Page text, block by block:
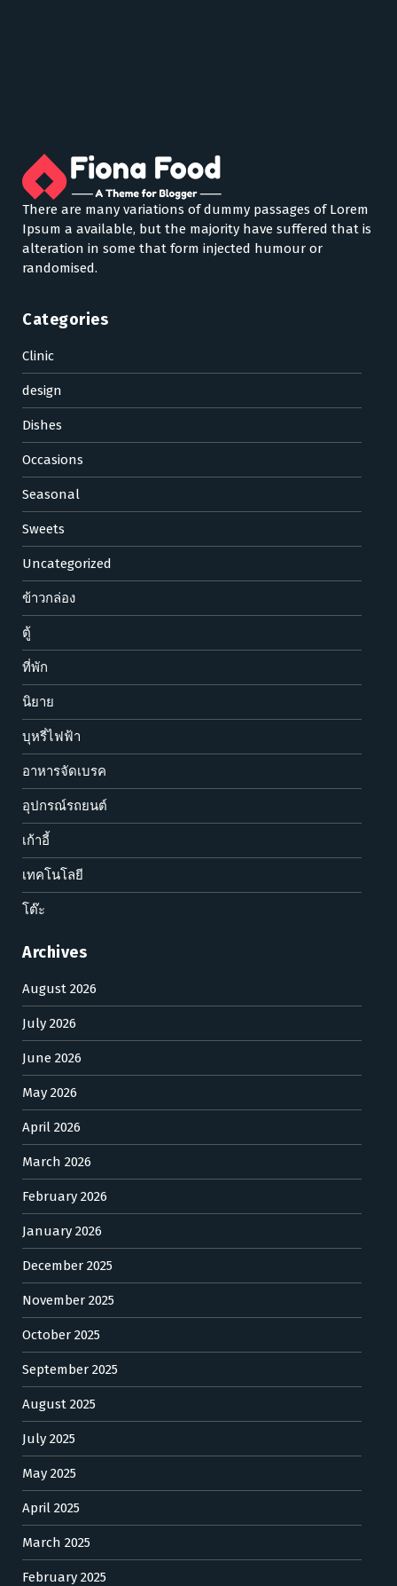
There are many variations of dummy passages of Lorem
Ipsum a available, but the majority have suffered that is
alteration in some that form injected humour or
randomised.
Categories
Clinic
design
Dishes
Occasions
Seasonal
Sweets
Uncategorized
ข้าวกล่อง
ตู้
ที่พัก
นิยาย
บุหรี่ไฟฟ้า
อาหารจัดเบรค
อุปกรณ์รถยนต์
เก้าอี้
เทคโนโลยี
โต๊ะ
Archives
August 2026
July 2026
June 2026
May 2026
April 2026
March 2026
February 2026
January 2026
December 2025
November 2025
October 2025
September 2025
August 2025
July 2025
May 2025
April 2025
March 2025
February 2025